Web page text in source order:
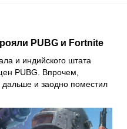
PUBG и Fortnite
и индийского штата
PUBG. Впрочем,
и заодно поместил